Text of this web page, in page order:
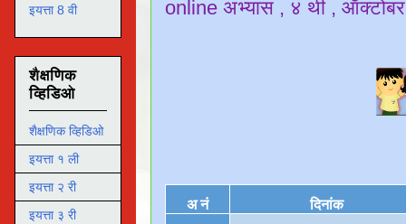
online अभ्यास , ४ थी ,
अ नं
दिनांक
इयत्ता 8 वी
शैक्षणिक
व्हिडिओ
शैक्षणिक व्हिडिओ
इयत्ता १ ली
इयत्ता २ री
इयत्ता ३ री